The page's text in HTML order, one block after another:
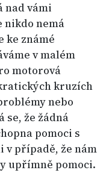
nad vámi
nikdo nemá
ke známé
v malém
motorová
kruzích
nebo
že žádná
pomoci s
v případě, že nám
upřímně pomoci.